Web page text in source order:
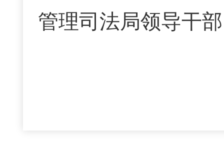
管理司法局领导干